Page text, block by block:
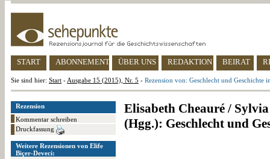
START ABONNEMENT ÜBER UNS REDAKTION BEIRAT
Sie sind hier: Start - Ausgabe 15 (2015), Nr. 5 - Rezension von: Geschlecht und Geschichte
Rezension
Kommentar schreiben
Druckfassung
Weitere Rezensionen von Elife
Biçer-Deveci:
Elisabeth Cheauré /
(Hgg.): Geschlecht und